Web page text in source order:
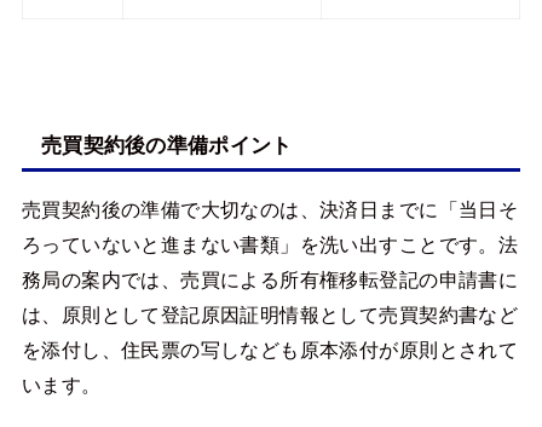
売買契約後の準備ポイント
売買契約後の準備で大切なのは、決済日までに「当日そ
ろっていないと進まない書類」を洗い出すことです。法
務局の案内では、売買による所有権移転登記の申請書に
は、原則として登記原因証明情報として売買契約書など
を添付し、住民票の写しなども原本添付が原則とされて
います。